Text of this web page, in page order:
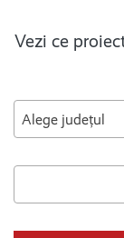
Vezi ce
Alege județul